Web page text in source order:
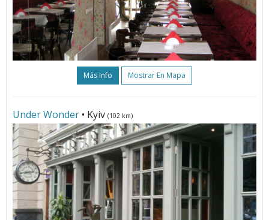
Más Info Mostrar En Mapa
Under Wonder • Kyiv (102 km)